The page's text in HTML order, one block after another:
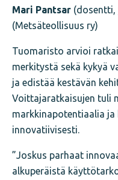
Mari Pantsar
(Metsäteollisuus ry)
Tuomaristo arvioi
merkitystä sekä kykyä
ja edistää kestävän
Voittajaratkaisujen tuli
markkinapotentiaalia
innovatiivisesti.
”Joskus parhaat
alkuperäistä